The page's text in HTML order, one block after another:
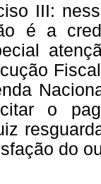
III:
é a
o
do